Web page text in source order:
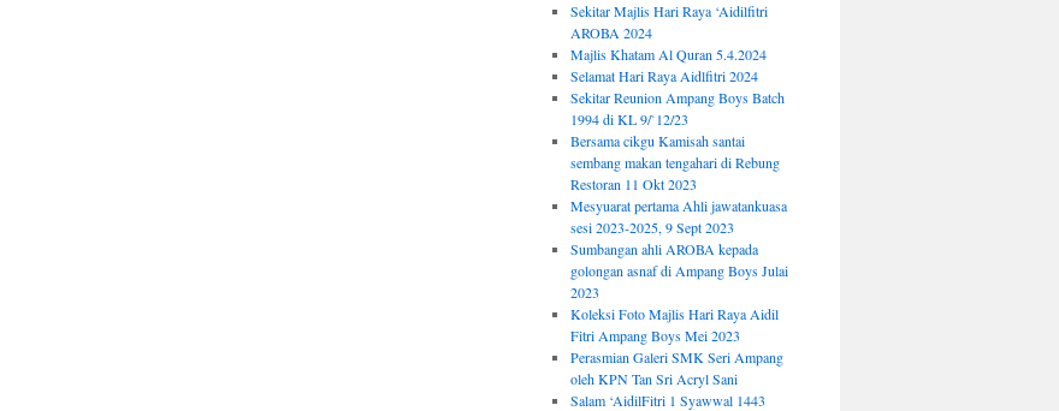
Sekitar Majlis Hari Raya ‘Aidilfitri
AROBA 2024
Majlis Khatam Al Quran 5.4.2024
Selamat Hari Raya Aidlfitri 2024
Sekitar Reunion Ampang Boys Batch
1994 di KL 9/`12/23
Bersama cikgu Kamisah santai
sembang makan tengahari di Rebung
Restoran 11 Okt 2023
Mesyuarat pertama Ahli jawatankuasa
sesi 2023-2025, 9 Sept 2023
Sumbangan ahli AROBA kepada
golongan asnaf di Ampang Boys Julai
2023
Koleksi Foto Majlis Hari Raya Aidil
Fitri Ampang Boys Mei 2023
Perasmian Galeri SMK Seri Ampang
oleh KPN Tan Sri Acryl Sani
Salam ‘AidilFitri 1 Syawwal 1443